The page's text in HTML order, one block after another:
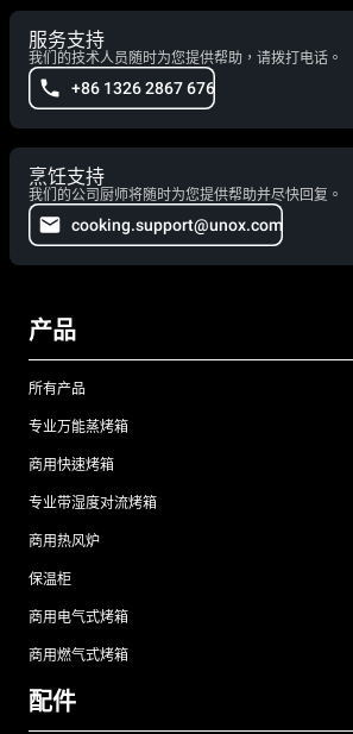
服务支持
我们的技术人员随时为您提供帮助，请拨打电话。
+86 1326 2867 676
烹饪支持
我们的公司厨师将随时为您提供帮助并尽快回复。
cooking.support@unox.com
产品
所有产品
专业万能蒸烤箱
商用快速烤箱
专业带湿度对流烤箱
商用热风炉
保温柜
商用电气式烤箱
商用燃气式烤箱
配件